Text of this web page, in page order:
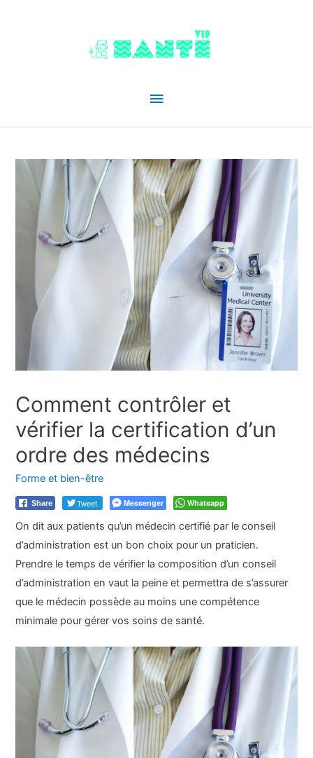
Menu
Comment contrôler et
vérifier la certification d’un
ordre des médecins
Forme et bien-être
Share Tweet Messenger Whatsapp
On dit aux patients qu’un médecin certifié par le conseil
d’administration est un bon choix pour un praticien.
Prendre le temps de vérifier la composition d’un conseil
d’administration en vaut la peine et permettra de s’assurer
que le médecin possède au moins une compétence
minimale pour gérer vos soins de santé.